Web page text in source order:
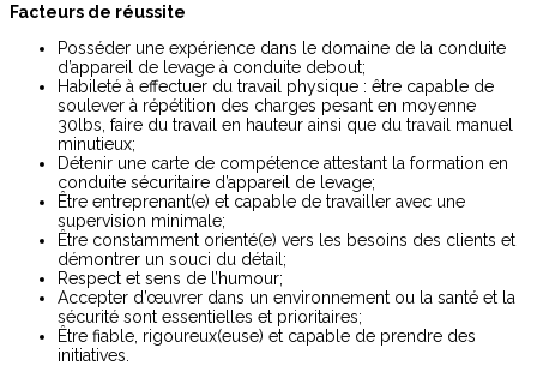
Facteurs de réussite
Posséder une expérience dans le domaine de la conduite
d’appareil de levage à conduite debout;
Habileté à effectuer du travail physique : être capable de
soulever à répétition des charges pesant en moyenne
30lbs, faire du travail en hauteur ainsi que du travail manuel
minutieux;
Détenir une carte de compétence attestant la formation en
conduite sécuritaire d’appareil de levage;
Être entreprenant(e) et capable de travailler avec une
supervision minimale;
Être constamment orienté(e) vers les besoins des clients et
démontrer un souci du détail;
Respect et sens de l’humour;
Accepter d’œuvrer dans un environnement ou la santé et la
sécurité sont essentielles et prioritaires;
Être fiable, rigoureux(euse) et capable de prendre des
initiatives.